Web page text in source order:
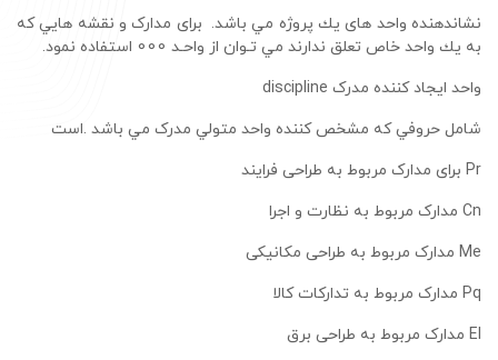
ﻧﺸﺎﻧﺪﻫﻨﺪه واﺣﺪ ﻫﺎی ﻳﻚ ﭘﺮوژه ﻣﻲ باشد. ﺑﺮای ﻣﺪارک و ﻧﻘﺸﻪ ﻫﺎﻳﻲ ﻛﻪ
ﺑﻪ ﻳﻚ واﺣﺪ ﺧﺎص ﺗﻌﻠﻖ ﻧﺪارﻧﺪ ﻣﻲ ﺗـﻮان از واﺣـﺪ 000 اﺳﺘﻔﺎده ﻧﻤﻮد.
واحد ایجاد کننده مدرک discipline
ﺷﺎﻣﻞ ﺣﺮوﻓﻲ ﻛﻪ ﻣﺸﺨﺺ ﻛﻨﻨﺪه واﺣﺪ ﻣﺘﻮﻟﻲ ﻣﺪرک ﻣﻲ ﺑﺎﺷﺪ .اﺳﺖ
Pr برای مدارک مربوط به طراحی فرایند
Cn مدارک مربوط به نظارت و اجرا
Me مدارک مربوط به طراحی مکانیکی
Pq مدارک مربوط به تدارکات کالا
El مدارک مربوط به طراحی برق